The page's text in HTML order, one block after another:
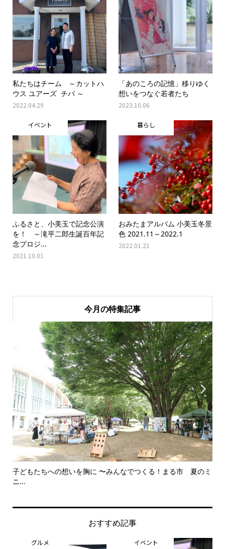
私たちはチーム ～カットハ
ウス ユアーズ チバ ～
2022.04.29
「あのころの記憶」移りゆく
想いをつなぐ若者たち
2023.10.06
イベント
ふるさと、小美玉で記念公演
を！ ～滝平二郎生誕百年記
念プロジ...
2021.10.01
暮らし
おみたまアルバム 小美玉冬景
色 2021.11～2022.1
2022.01.21
今月の特集記事

子どもたちへの想いを胸に 〜みんなでつくる！まる市 夏のミ
ニ...

おすすめ記事
グルメ イベント